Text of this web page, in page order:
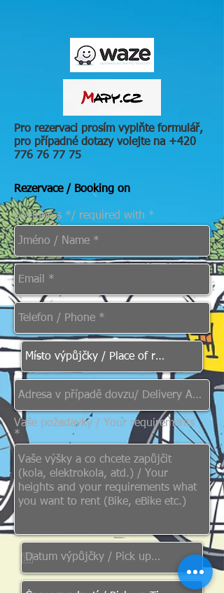
Pro rezervaci prosím vyplňte formulář,
pro případné dotazy volejte na +420
776 76 77 75
Rezervace / Booking on
povinné s */ required with
Vaše požadavky / Your requirements